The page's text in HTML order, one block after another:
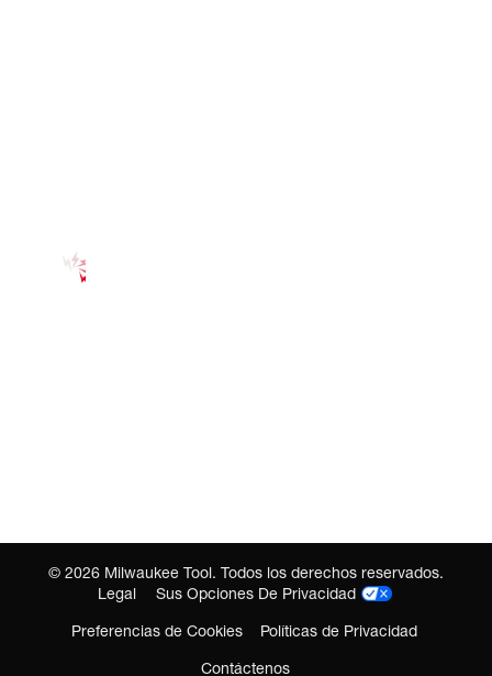
© 2026 Milwaukee Tool. Todos los derechos reservados.
Legal
Sus Opciones De Privacidad
Preferencias de Cookies
Políticas de Privacidad
Contáctenos